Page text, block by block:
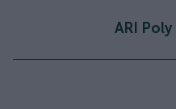
ARI Poly